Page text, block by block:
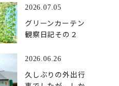
2026.07.05
グリーンカーテン
観察日記その２
2026.06.26
久しぶりの外出行